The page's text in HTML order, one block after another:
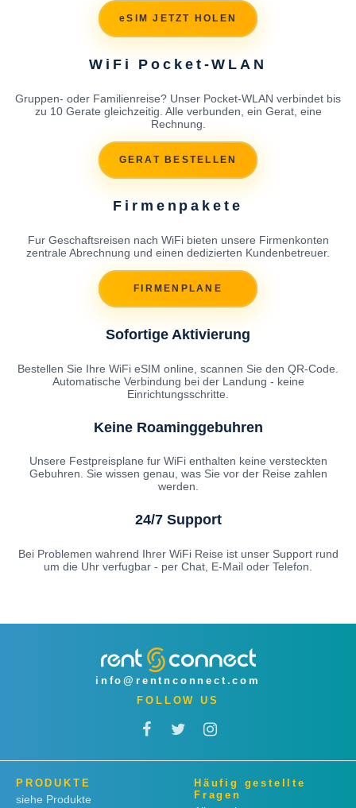
eSIM JETZT HOLEN
WiFi Pocket-WLAN
Gruppen- oder Familienreise? Unser Pocket-WLAN verbindet bis
zu 10 Gerate gleichzeitig. Alle verbunden, ein Gerat, eine
Rechnung.
GERAT BESTELLEN
Firmenpakete
Fur Geschaftsreisen nach WiFi bieten unsere Firmenkonten
zentrale Abrechnung und einen dedizierten Kundenbetreuer.
FIRMENPLANE
Sofortige Aktivierung
Bestellen Sie Ihre WiFi eSIM online, scannen Sie den QR-Code.
Automatische Verbindung bei der Landung - keine
Einrichtungsschritte.
Keine Roaminggebuhren
Unsere Festpreisplane fur WiFi enthalten keine versteckten
Gebuhren. Sie wissen genau, was Sie vor der Reise zahlen
werden.
24/7 Support
Bei Problemen wahrend Ihrer WiFi Reise ist unser Support rund
um die Uhr verfugbar - per Chat, E-Mail oder Telefon.
info@rentnconnect.com
FOLLOW US
PRODUKTE
siehe Produkte
Häufig gestellte
Fragen